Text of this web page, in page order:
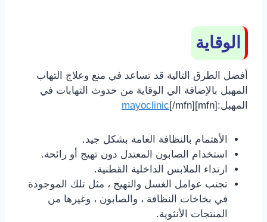
الوقاية
أفضل الطرق التالية قد تساعد في منع وعلاج التهاب
المهبل بالإضافة الي الوقاية من حدوث التهابات في
المهبل:[mfn]
mayoclinic[/mfn]
الأهتمام بالنظافة العامة بشكل جيد.
استخدام الصابون المعتدل دون تهيج أو رائحة.
ارتداء الملابس الداخلية القطنية.
تجنب عوامل الغسل والتهيج ، مثل تلك الموجودة
في بخاخات النظافة ، والصابون ، وغيرها من
المنتجات الأنثوية.